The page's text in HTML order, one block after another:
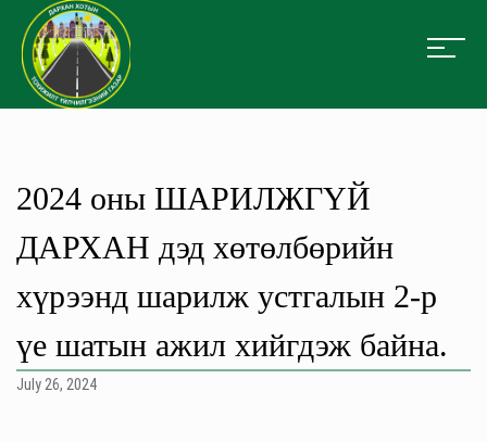
2024 оны ШАРИЛЖГҮЙ
ДАРХАН дэд хөтөлбөрийн
хүрээнд шарилж устгалын 2-р
үе шатын ажил хийгдэж байна.
July 26, 2024